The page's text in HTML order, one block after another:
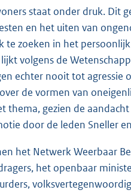
staat onder druk. Dit
en het uiten van
te zoeken in het
volgens de
echter nooit tot agressie
de vormen van
thema, gezien de
door de leden Sneller
het Netwerk Weerbaar
het openbaar